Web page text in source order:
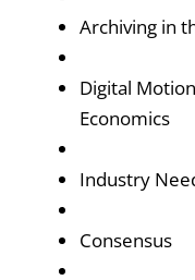
Archiving in
Digital
Economics
Industry
Consensus